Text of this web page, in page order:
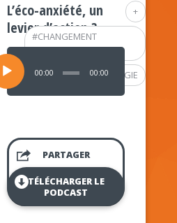
+
#CHANGEMENT
CLIMATIQUE
#PSYCHOLOGIE
L’éco-anxiété, un
levier d’action ?
Lecteur
audio
00:00 00:00
PARTAGER
TÉLÉCHARGER LE
PODCAST